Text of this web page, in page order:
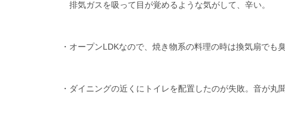
排気ガスを吸って目が覚めるような気がして、辛い。
・オープンLDKなので、焼き物系の料理の時は換気扇でも
・ダイニングの近くにトイレを配置したのが失敗。音が丸